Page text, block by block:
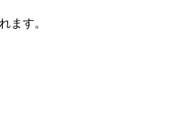
ます。